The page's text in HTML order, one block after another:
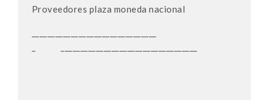
Proveedores plaza moneda nacional